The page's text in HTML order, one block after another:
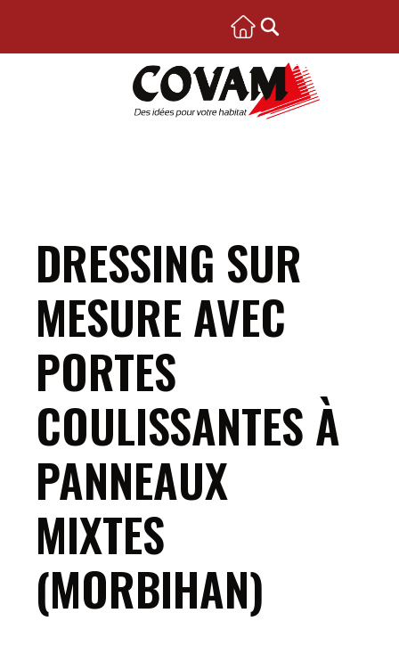
DRESSING SUR
MESURE AVEC
PORTES
COULISSANTES À
PANNEAUX
MIXTES
(MORBIHAN)